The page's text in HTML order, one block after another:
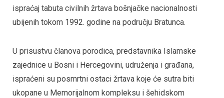
ispraćaj tabuta civilnih žrtava bošnjačke nacionalnosti
ubijenih tokom 1992. godine na području Bratunca.
U prisustvu članova porodica, predstavnika Islamske
zajednice u Bosni i Hercegovini, udruženja i građana,
ispraćeni su posmrtni ostaci žrtava koje će sutra biti
ukopane u Memorijalnom kompleksu i šehidskom